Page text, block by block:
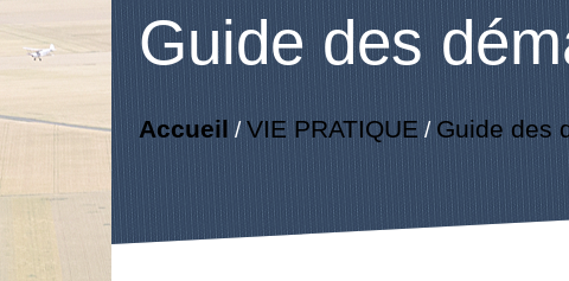
Guide des
Accueil /VIE PRATIQUE/ Guide des